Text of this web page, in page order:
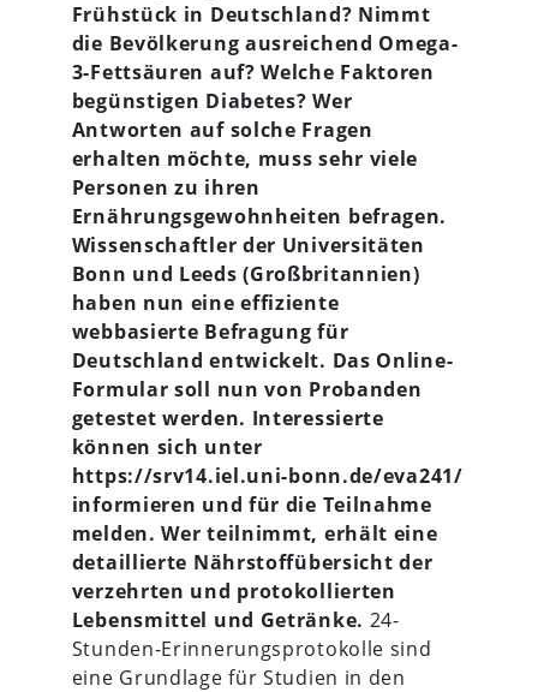
Frühstück in Deutschland? Nimmt
die Bevölkerung ausreichend Omega-
3-Fettsäuren auf? Welche Faktoren
begünstigen Diabetes? Wer
Antworten auf solche Fragen
erhalten möchte, muss sehr viele
Personen zu ihren
Ernährungsgewohnheiten befragen.
Wissenschaftler der Universitäten
Bonn und Leeds (Großbritannien)
haben nun eine effiziente
webbasierte Befragung für
Deutschland entwickelt. Das Online-
Formular soll nun von Probanden
getestet werden. Interessierte
können sich unter
https://srv14.iel.uni-bonn.de/eva241/
informieren und für die Teilnahme
melden. Wer teilnimmt, erhält eine
detaillierte Nährstoffübersicht der
verzehrten und protokollierten
Lebensmittel und Getränke. 24-
Stunden-Erinnerungsprotokolle sind
eine Grundlage für Studien in den